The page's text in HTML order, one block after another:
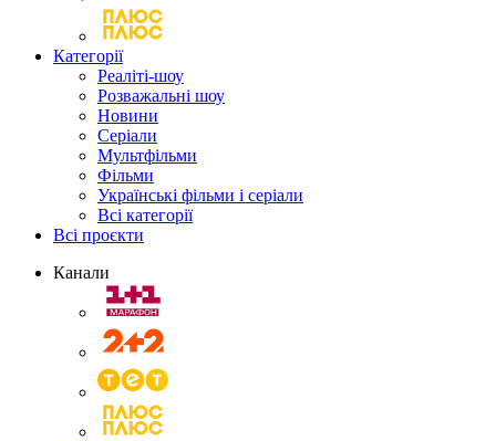
Категорії
Реаліті-шоу
Розважальні шоу
Новини
Серіали
Мультфільми
Фільми
Українські фільми і серіали
Всі категорії
Всі проєкти
Канали